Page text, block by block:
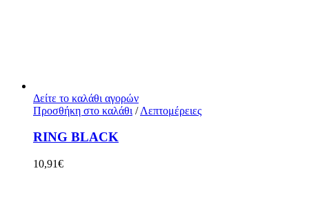
Δείτε το καλάθι αγορών
Προσθήκη στο καλάθι / Λεπτομέρειες
RING BLACK
10,91€